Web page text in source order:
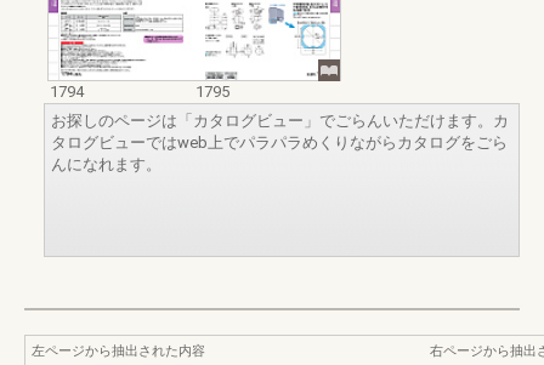
1794
1795
お探しのページは「カタログビュー」でごらんいただけます。カ
タログビューではweb上でパラパラめくりながらカタログをごら
んになれます。
左ページから抽出された内容
右ページから抽出